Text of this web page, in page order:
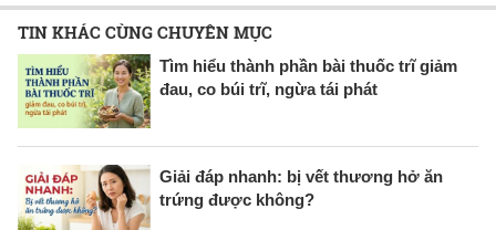
TIN KHÁC CÙNG CHUYÊN MỤC
Tìm hiểu thành phần bài thuốc trĩ giảm
đau, co búi trĩ, ngừa tái phát
Giải đáp nhanh: bị vết thương hở ăn
trứng được không?